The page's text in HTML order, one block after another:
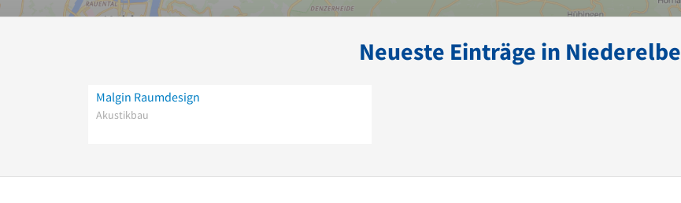
Neueste Einträge in
Malgin Raumdesign
Akustikbau